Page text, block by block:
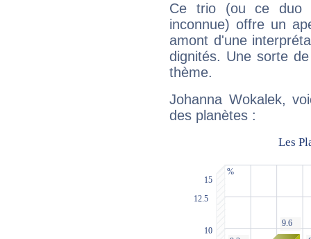
Ce trio (ou ce duo
inconnue) offre un
amont d'une
dignités. Une sorte
thème.
Johanna Wokalek,
des planètes :